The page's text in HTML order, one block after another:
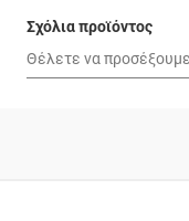
Σχόλια προϊόντος